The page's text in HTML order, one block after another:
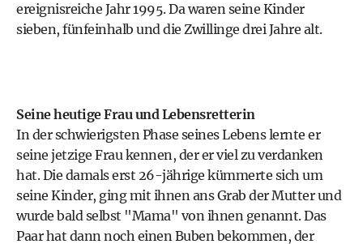
ereignisreiche Jahr 1995. Da waren seine Kinder
sieben, fünfeinhalb und die Zwillinge drei Jahre alt.
Seine heutige Frau und Lebensretterin
In der schwierigsten Phase seines Lebens lernte er
seine jetzige Frau kennen, der er viel zu verdanken
hat. Die damals erst 26-jährige kümmerte sich um
seine Kinder, ging mit ihnen ans Grab der Mutter und
wurde bald selbst "Mama" von ihnen genannt. Das
Paar hat dann noch einen Buben bekommen, der